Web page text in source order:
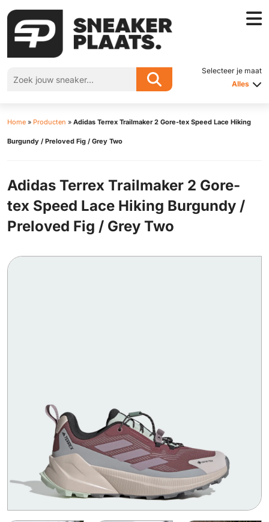
Selecteer je maat
Alles
Home » Producten » Adidas Terrex Trailmaker 2 Gore-tex Speed Lace Hiking
Burgundy / Preloved Fig / Grey Two
Adidas Terrex Trailmaker 2 Gore-
tex Speed Lace Hiking Burgundy /
Preloved Fig / Grey Two